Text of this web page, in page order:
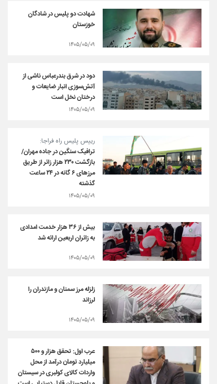
شهادت دو پلیس در شادگان
خوزستان
۱۴۰۵/۰۵/۰۹
دود در شرق بندرعباس ناشی از
آتش‌سوزی انبار ضایعات و
درختان نخل است
۱۴۰۵/۰۵/۰۹
رییس پلیس راه فراجا:
ترافیک سنگین در جاده مهران/
بازگشت ۲۳۰ هزار زائر از طریق
مرزهای ۶ گانه در ۲۴ ساعت
گذشته
۱۴۰۵/۰۵/۰۹
بیش از ۳۶ هزار خدمت امدادی
به زائران اربعین ارائه شد
۱۴۰۵/۰۵/۰۹
زلزله مرز سمنان و مازندران را
لرزاند
۱۴۰۵/۰۵/۰۹
عرب اول: تحقق هزار و ۵۰۰
میلیارد تومان درآمد از محل
واردات کالای کولبری در سیستان